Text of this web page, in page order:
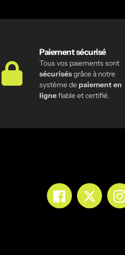
Paiement sécurisé
Tous vos paiements sont
sécurisésgrâce à notre
système depaiement en
lignefiable et certifié.
FacebookTwitter